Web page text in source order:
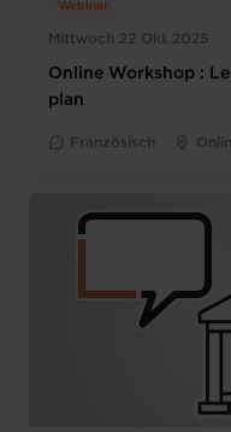
Mittwoch 22 Okt 2025
Webinar
Online Workshop :
plan
Französisch